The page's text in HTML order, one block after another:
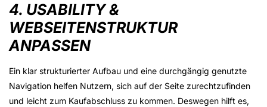
4. USABILITY &
WEBSEITENSTRUKTUR
ANPASSEN
Ein klar strukturierter Aufbau und eine durchgängig genutzte
Navigation helfen Nutzern, sich auf der Seite zurechtzufinden
und leicht zum Kaufabschluss zu kommen. Deswegen hilft es,